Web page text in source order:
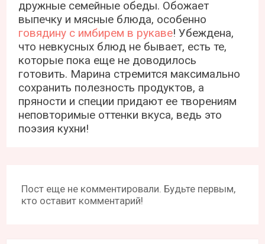
дружные семейные обеды. Обожает
выпечку и мясные блюда, особенно
говядину с имбирем в рукаве! Убеждена,
что невкусных блюд не бывает, есть те,
которые пока еще не доводилось
готовить. Марина стремится максимально
сохранить полезность продуктов, а
пряности и специи придают ее творениям
неповторимые оттенки вкуса, ведь это
поэзия кухни!
Пост еще не комментировали. Будьте первым,
кто оставит комментарий!